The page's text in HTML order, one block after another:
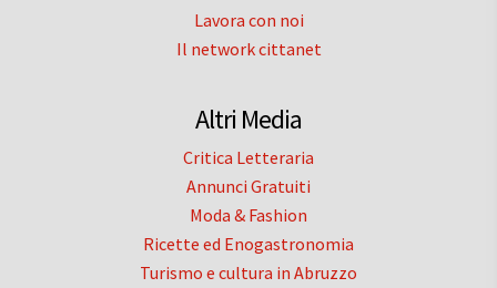
Lavora con noi
Il network cittanet
Altri Media
Critica Letteraria
Annunci Gratuiti
Moda & Fashion
Ricette ed Enogastronomia
Turismo e cultura in Abruzzo